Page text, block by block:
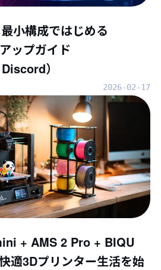
小構成ではじめる
ップガイド
）
2026-02-17
+ AMS 2 Pro + BIQU
適3Dプリンター生活を始